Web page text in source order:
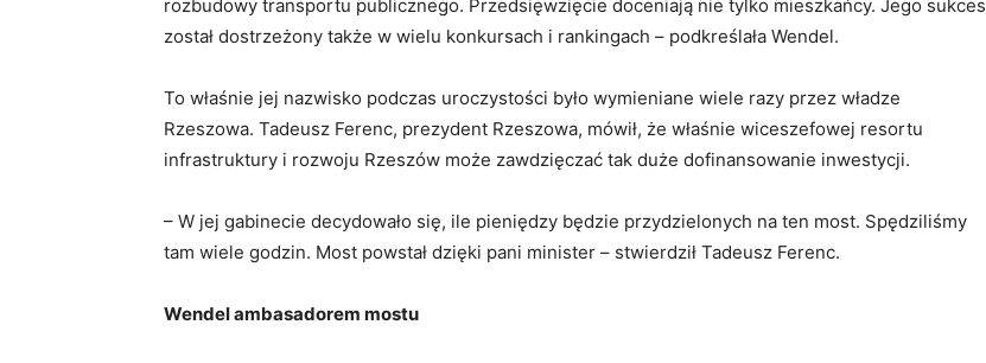
rozbudowy transportu publicznego. Przedsięwzięcie doceniają nie tylko mieszkańcy. Jego sukces
został dostrzeżony także w wielu konkursach i rankingach – podkreślała Wendel.
To właśnie jej nazwisko podczas uroczystości było wymieniane wiele razy przez władze
Rzeszowa. Tadeusz Ferenc, prezydent Rzeszowa, mówił, że właśnie wiceszefowej resortu
infrastruktury i rozwoju Rzeszów może zawdzięczać tak duże dofinansowanie inwestycji.
– W jej gabinecie decydowało się, ile pieniędzy będzie przydzielonych na ten most. Spędziliśmy
tam wiele godzin. Most powstał dzięki pani minister – stwierdził Tadeusz Ferenc.
Wendel ambasadorem mostu